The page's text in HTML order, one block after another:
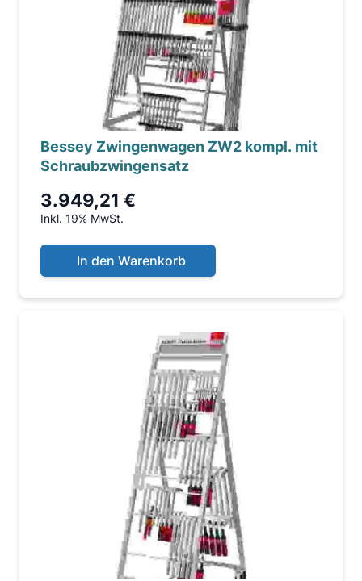
Bessey Zwingenwagen ZW2 kompl. mit
Schraubzwingensatz
3.949,21 €
Inkl. 19% MwSt.
In den Warenkorb